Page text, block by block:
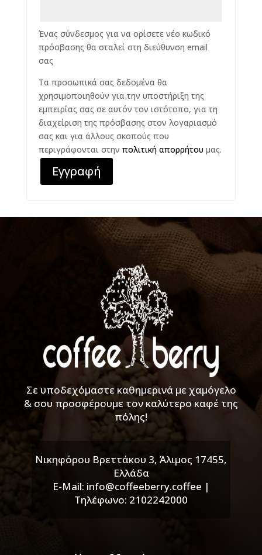
Ένας σύνδεσμος για να ορίσετε νέο κωδικό
πρόσβασης θα σταλεί στη διεύθυνση email
σας
Τα προσωπικά σας δεδομένα θα
χρησιμοποιηθούν για την υποστήριξη της
εμπειρίας σας σε αυτόν τον ιστότοπο, για τη
διαχείριση της πρόσβασης στον λογαριασμό
σας και για άλλους σκοπούς που
περιγράφονται στην πολιτική απορρήτουμας.
Εγγραφή
Σε υποδεχόμαστε καθημερινά με χαμόγελο
& σου προσφέρουμε τον καλύτερο καφέ της
πόλης!
Νικηφόρου Βρεττάκου 3, Άλιμος 17455,
Ελλάδα
E-Mail: info@coffeeberry.coffee |
Τηλέφωνο: 2102242000